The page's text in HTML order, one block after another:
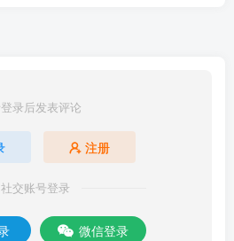
录后发表评论
注册
社交账号登录
微信登录